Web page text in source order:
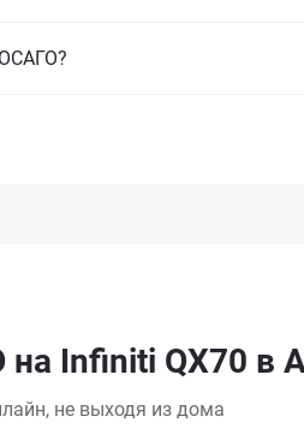
Infiniti QX70 в
не выходя из дома